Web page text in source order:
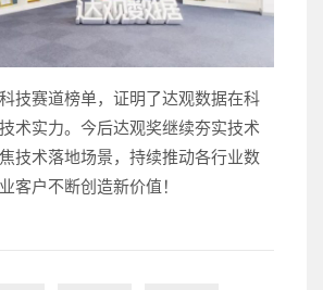
技赛道榜单，证明了达观数据在科
术实力。今后达观奖继续夯实技术
技术落地场景，持续推动各行业数
客户不断创造新价值！